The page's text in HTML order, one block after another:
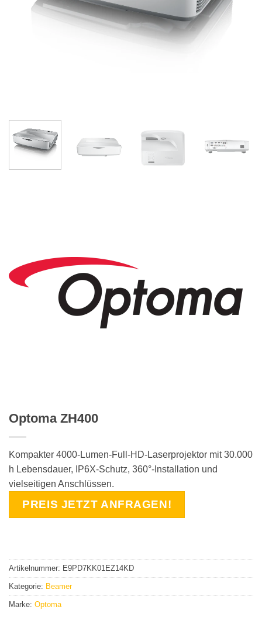
Optoma ZH400
Kompakter 4000-Lumen-Full-HD-Laserprojektor mit 30.000
h Lebensdauer, IP6X-Schutz, 360°-Installation und
vielseitigen Anschlüssen.
PREIS JETZT ANFRAGEN!
Artikelnummer: E9PD7KK01EZ14KD
Kategorie: Beamer
Marke: Optoma